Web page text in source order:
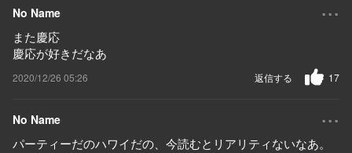
No Name
また慶応
慶応が好きだなあ
2020/12/26 05:26 17
返信する
No Name ...
パーティーだのハワイだの、今読むとリアリティないなあ。